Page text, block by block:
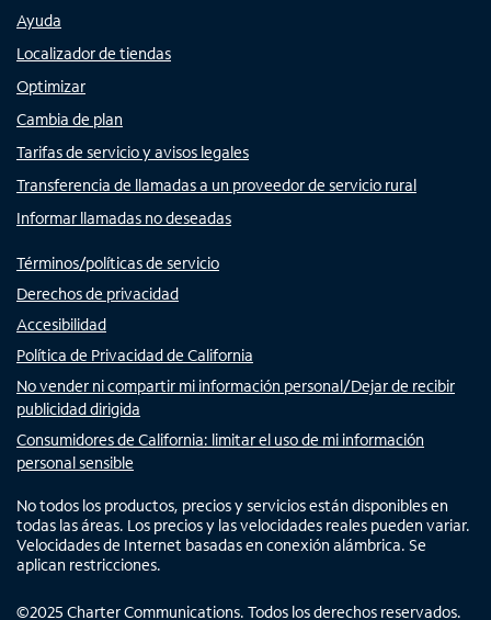
Ayuda
Localizador de tiendas
Optimizar
Cambia de plan
Tarifas de servicio y avisos legales
Transferencia de llamadas a un proveedor de servicio rural
Informar llamadas no deseadas
Términos/políticas de servicio
Derechos de privacidad
Accesibilidad
Política de Privacidad de California
No vender ni compartir mi información personal/Dejar de recibir
publicidad dirigida
Consumidores de California: limitar el uso de mi información
personal sensible
No todos los productos, precios y servicios están disponibles en
todas las áreas. Los precios y las velocidades reales pueden variar.
Velocidades de Internet basadas en conexión alámbrica. Se
aplican restricciones.
©2025 Charter Communications. Todos los derechos reservados.